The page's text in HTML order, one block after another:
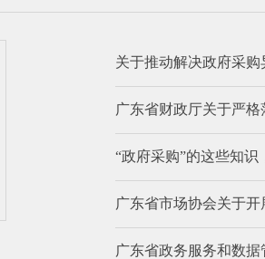
关于推动解决政府采
广东省财政厅关于严
“政府采购”的这些知识
广东省市场协会关于
广东省政务服务和数